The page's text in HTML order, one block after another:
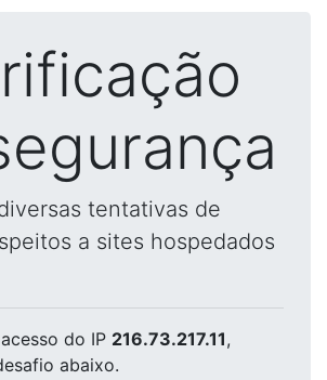
tentativas de
a sites hospedados
do IP 216.73.217.11,
abaixo.